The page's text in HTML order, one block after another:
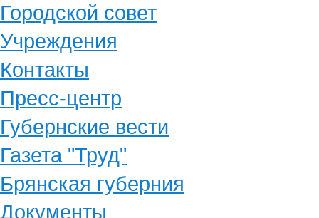
Городской совет
Учреждения
Контакты
Пресс-центр
Губернские вести
Газета "Труд"
Брянская губерния
Документы